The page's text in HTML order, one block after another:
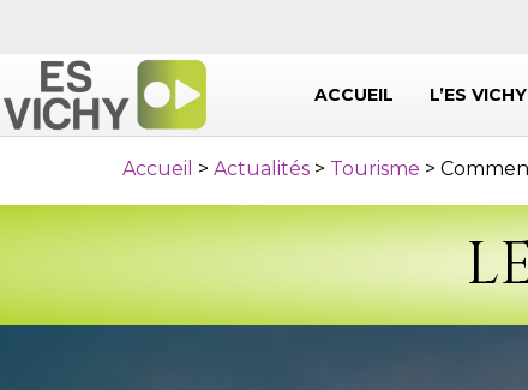
ACCUEIL L’ES VICHY
Accueil > Actualités > Tourisme >